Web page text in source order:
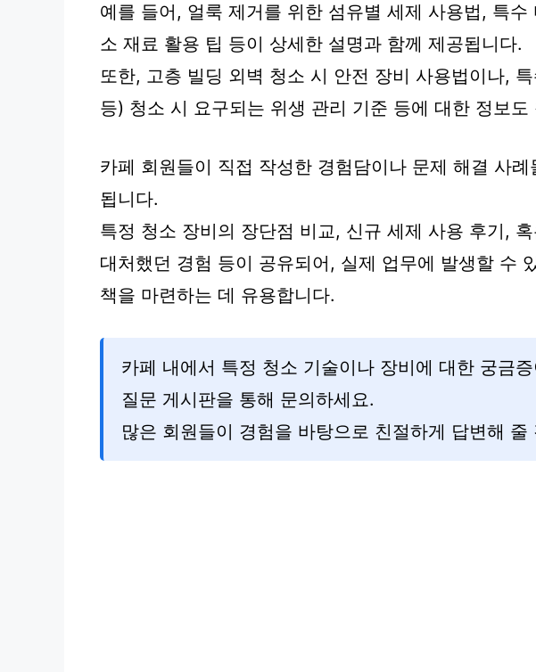
예를 들어, 얼룩 제거를 위한 섬유별 세제 사용법, 특수
소 재료 활용 팁 등이 상세한 설명과 함께 제공됩니다.
또한, 고층 빌딩 외벽 청소 시 안전 장비 사용법이나,
등) 청소 시 요구되는 위생 관리 기준 등에 대한 정보도
카페 회원들이 직접 작성한 경험담이나 문제 해결 사
됩니다.
특정 청소 장비의 장단점 비교, 신규 세제 사용 후기,
대처했던 경험 등이 공유되어, 실제 업무에 발생할 수
책을 마련하는 데 유용합니다.
카페 내에서 특정 청소 기술이나 장비에 대한 궁금
질문 게시판을 통해 문의하세요.
많은 회원들이 경험을 바탕으로 친절하게 답변해 줄